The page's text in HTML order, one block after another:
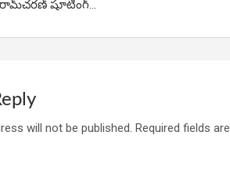
షూటింగ్‌…
will not be published. Required fields